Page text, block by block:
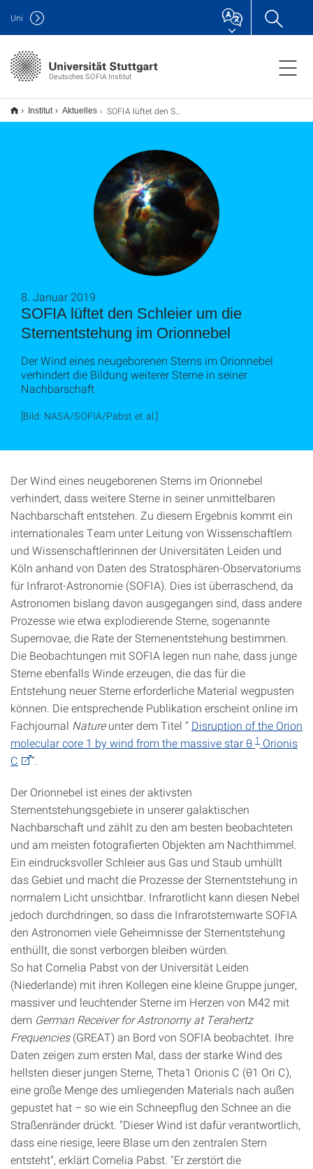
Deutsches SOFIA Institut
Uni
Institut Aktuelles SOFIA lüftet den Schleier um die Sternentstehung im Orionnebel
SOFIA lüftet den Schleier um die
Sternentstehung im Orionnebel
8. Januar 2019
Der Wind eines neugeborenen Sterns im Orionnebel
verhindert die Bildung weiterer Sterne in seiner
Nachbarschaft
[Bild: NASA/SOFIA/Pabst et al.]
Der Wind eines neugeborenen Sterns im Orionnebel
verhindert, dass weitere Sterne in seiner unmittelbaren
Nachbarschaft entstehen. Zu diesem Ergebnis kommt ein
internationales Team unter Leitung von Wissenschaftlern
und Wissenschaftlerinnen der Universitäten Leiden und
Köln anhand von Daten des Stratosphären-Observatoriums
für Infrarot-Astronomie (SOFIA). Dies ist überraschend, da
Astronomen bislang davon ausgegangen sind, dass andere
Prozesse wie etwa explodierende Sterne, sogenannte
Supernovae, die Rate der Sternenentstehung bestimmen.
Die Beobachtungen mit SOFIA legen nun nahe, dass junge
Sterne ebenfalls Winde erzeugen, die das für die
Entstehung neuer Sterne erforderliche Material wegpusten
können. Die entsprechende Publikation erscheint online im
Fachjournal Natureunter dem Titel “ Disruption of the Orion
molecular core 1 by wind from the massive star θ 1 Orionis
C
”.
Der Orionnebel ist eines der aktivsten
Sternentstehungsgebiete in unserer galaktischen
Nachbarschaft und zählt zu den am besten beobachteten
und am meisten fotografierten Objekten am Nachthimmel.
Ein eindrucksvoller Schleier aus Gas und Staub umhüllt
das Gebiet und macht die Prozesse der Sternentstehung in
normalem Licht unsichtbar. Infrarotlicht kann diesen Nebel
jedoch durchdringen, so dass die Infrarotsternwarte SOFIA
den Astronomen viele Geheimnisse der Sternentstehung
enthüllt, die sonst verborgen bleiben würden.
So hat Cornelia Pabst von der Universität Leiden
(Niederlande) mit ihren Kollegen eine kleine Gruppe junger,
massiver und leuchtender Sterne im Herzen von M42 mit
dem German Receiver for Astronomy at Terahertz
Frequencies(GREAT) an Bord von SOFIA beobachtet. Ihre
Daten zeigen zum ersten Mal, dass der starke Wind des
hellsten dieser jungen Sterne, Theta1 Orionis C (θ1 Ori C),
eine große Menge des umliegenden Materials nach außen
gepustet hat – so wie ein Schneepflug den Schnee an die
Straßenränder drückt. "Dieser Wind ist dafür verantwortlich,
dass eine riesige, leere Blase um den zentralen Stern
entsteht", erklärt Cornelia Pabst. "Er zerstört die